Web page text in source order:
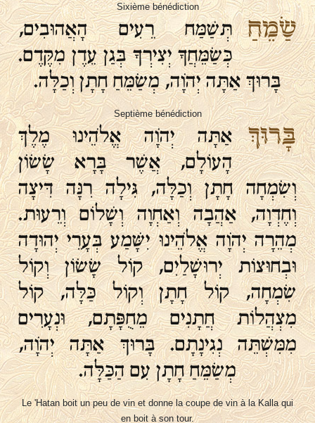
Sixième bénédiction
שַׂמֵחַתְּשַׁמַּח רֵעִים הָאֲהוּבִים,
כְּשַׂמֵּחֲךָ יְצִירְךָ בְּגַן עֵדֶן מִקֶּדֶם.
בָּרוּךְ אַתָּה יְהֹוָה, מְשַׂמֵּחַ חָתָן וְכַלָּה.
Septième bénédiction
בָּרוּךְאַתָּה יְהֹוָה אֱלֹהֵינוּ מֶלֶךְ
הָעוֹלָם, אֲשֶׁר בָּרָא שָׂשׂוֹן
וְשִׂמְחָה חָתָן וְכַלָּה, גִּילָה רִנָּה דִּיצָה
וְחֶדְוָה, אַהֲבָה וְאַחְוָה וְשָׁלוֹם וְרֵעוּת.
מְהֵרָה יְהֹוָה אֱלֹהֵינוּ יִשָּׁמַע בְּעָרֵי יְהוּדָה
וּבְחוּצוֹת יְרוּשָׁלַיִם, קוֹל שָׂשׂוֹן וְקוֹל
שִׂמְחָה, קוֹל חָתָן וְקוֹל כַּלָּה, קוֹל
מִצְהֲלוֹת חֲתָנִים מֵחֻפָּתָם, וּנְעָרִים
מִמִּשְׁתֵּה נְגִינָתָם. בָּרוּךְ אַתָּה יְהֹוָה,
מְשַׂמֵּחַ חָתָן עִם הַכַּלָּה.
Le 'Hatan boit un peu de vin et donne la coupe de vin à la Kalla qui
en boit à son tour.